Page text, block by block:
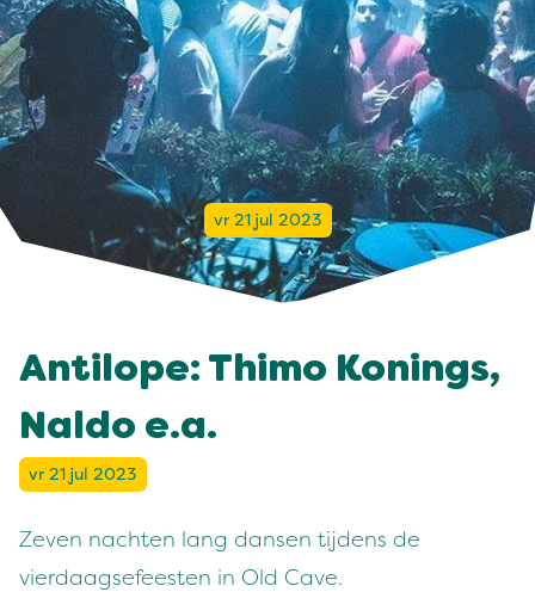
vr 21 jul 2023
Antilope: Thimo Konings,
Naldo e.a.
vr 21 jul 2023
Zeven nachten lang dansen tijdens de
vierdaagsefeesten in Old Cave.